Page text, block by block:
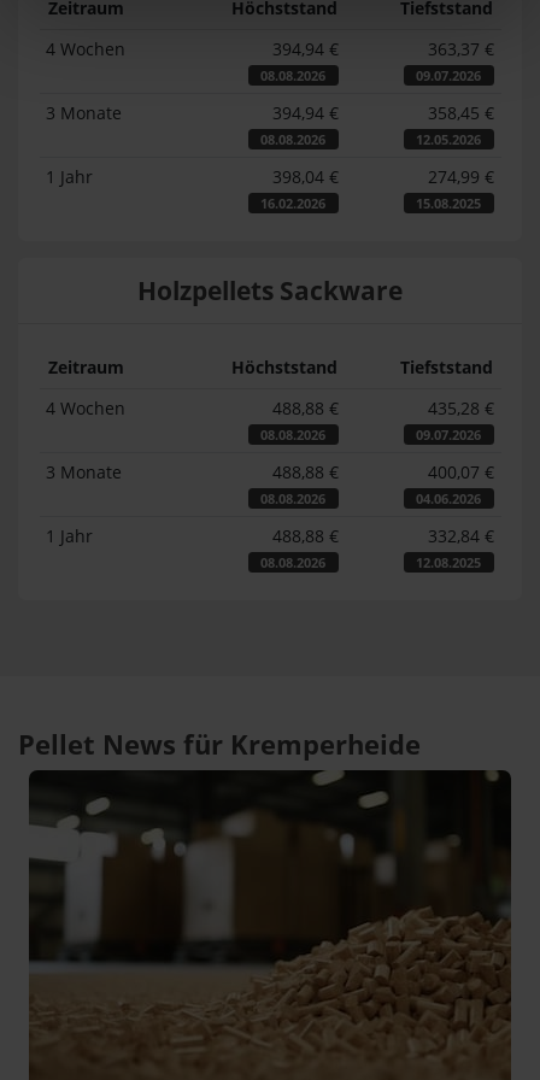
Zeitraum Höchststand
Tiefststand
4 Wochen
394,94 €
08.08.2026
363,37 €
09.07.2026
3 Monate 394,94 €
08.08.2026
358,45 €
12.05.2026
1 Jahr 398,04 €
16.02.2026
274,99 €
15.08.2025
Holzpellets Sackware
Zeitraum Höchststand
Tiefststand
4 Wochen
488,88 €
08.08.2026
435,28 €
09.07.2026
3 Monate 488,88 €
08.08.2026
400,07 €
04.06.2026
1 Jahr 488,88 €
08.08.2026
332,84 €
12.08.2025
Pellet News für Kremperheide